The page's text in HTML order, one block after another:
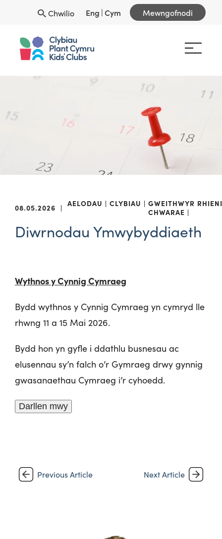
Chwilio Eng |Cym Mewngofnodi
08.05.2026 | AELODAU CLYBIAU
GWEITHWYR
CHWARAE
RHIENI
Diwrnodau Ymwybyddiaeth
Wythnos y Cynnig Cymraeg
Bydd wythnos y Cynnig Cymraeg yn cymryd lle
rhwng 11 a 15 Mai 2026.
Bydd hon yn gyfle i ddathlu busnesau ac
elusennau sy’n falch o’r Gymraeg drwy gynnig
gwasanaethau Cymraeg i’r cyhoedd.
Darllen mwy
Previous Article Next Article